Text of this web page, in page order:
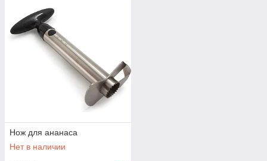
Нож для ананаса
Нет в наличии